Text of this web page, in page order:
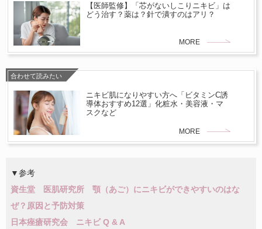
【医師監修】「芯がないしこりニキビ」は
どう治す？薬は？針で潰すのはアリ？
MORE
合わせて読みたい
ニキビ肌になりやすい方へ「ビタミンC誘
導体おすすめ12選」化粧水・美容液・マ
スクなど
MORE
▼参考
資生堂 医肌研究所 顎（あご）にニキビができやすいのはな
ぜ？原因と予防対策
日本痤瘡研究会 ニキビ Q & A